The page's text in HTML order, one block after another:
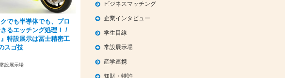
でも半導体でも、プロ
るエッチング処理！ /
』特設展示は冨士精密工
スゴ技
常設展示場
ビジネスマッチング
企業インタビュー
学生目線
常設展示場
産学連携
知財・特許